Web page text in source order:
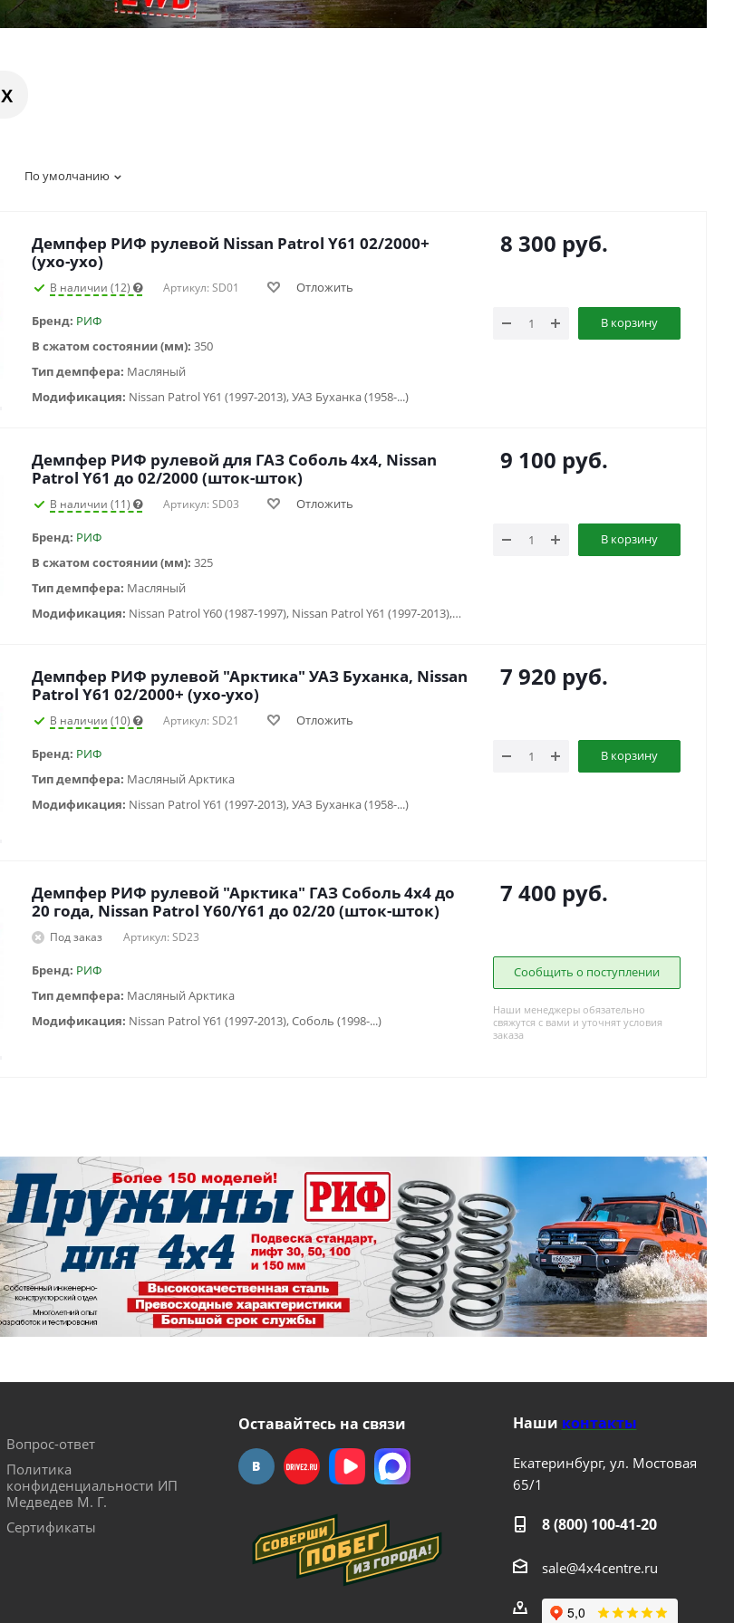
X
По умолчанию
Демпфер РИФ рулевой Nissan Patrol Y61 02/2000+
(ухо-ухо)
В наличии (12) Артикул: SD01 Отложить
Бренд: РИФ
В сжатом состоянии (мм): 350
Тип демпфера: Масляный
Модификация: Nissan Patrol Y61 (1997-2013), УАЗ Буханка (1958-...)
8 300 руб.
В корзину
Демпфер РИФ рулевой для ГАЗ Соболь 4х4, Nissan
Patrol Y61 до 02/2000 (шток-шток)
В наличии (11) Артикул: SD03 Отложить
Бренд: РИФ
В сжатом состоянии (мм): 325
Тип демпфера: Масляный
Модификация:
Nissan Patrol Y60 (1987-1997), Nissan Patrol Y61 (1997-2013), Соболь (1998-...)
9 100 руб.
В корзину
Демпфер РИФ рулевой "Арктика" УАЗ Буханка, Nissan
Patrol Y61 02/2000+ (ухо-ухо)
В наличии (10) Артикул: SD21 Отложить
Бренд: РИФ
Тип демпфера: Масляный Арктика
Модификация: Nissan Patrol Y61 (1997-2013), УАЗ Буханка (1958-...)
7 920 руб.
В корзину
Демпфер РИФ рулевой "Арктика" ГАЗ Соболь 4x4 до
20 года, Nissan Patrol Y60/Y61 до 02/20 (шток-шток)
Под заказ Артикул: SD23
Бренд: РИФ
Тип демпфера: Масляный Арктика
Модификация: Nissan Patrol Y61 (1997-2013), Соболь (1998-...)
7 400 руб.
Сообщить о поступлении
Наши менеджеры обязательно
свяжутся с вами и уточнят условия
заказа
Вопрос-ответ
Политика
конфиденциальности ИП
Медведев М. Г.
Сертификаты
Оставайтесь на связи Наши контакты
Екатеринбург, ул. Мостовая
65/1
8 (800) 100-41-20
sale@4x4centre.ru